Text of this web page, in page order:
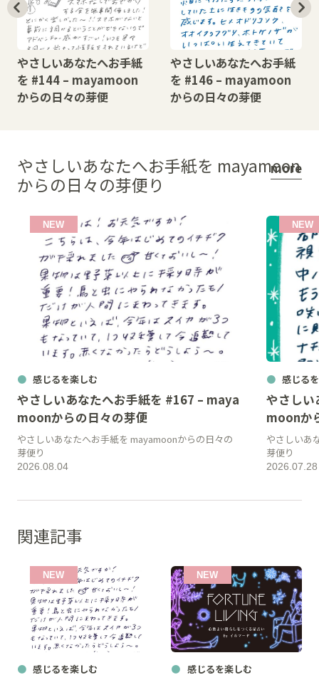
やさしいあなたへお手紙
を #144 – mayamoon
からの日々の芽便
やさしいあなたへお手紙
を #146 – mayamoon
からの日々の芽便
やさしいあなたへお手紙を mayamoon
からの日々の芽便り
感じるを楽しむ
やさしいあなたへお手紙を #167 – maya
moonからの日々の芽便
2026.08.04
やさしいあなたへお手紙を mayamoonからの日々の
芽便り
感じる
やさし
moonか
2026.07.28
やさしいあ
芽便り
more
関連記事
感じるを楽しむ 感じるを楽しむ